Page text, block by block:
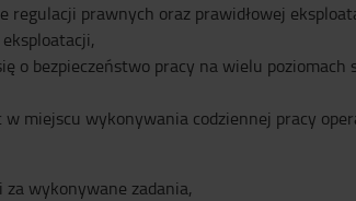
prawnych oraz prawidłowej
o bezpieczeństwo pracy na wielu
miejscu wykonywania codziennej pracy
wykonywane zadania,